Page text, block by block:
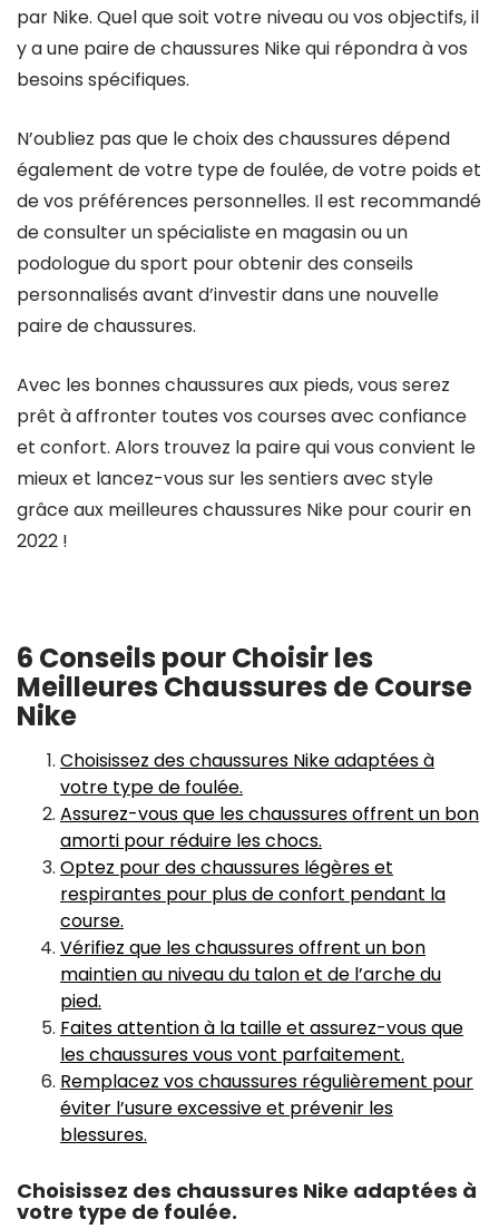
par Nike. Quel que soit votre niveau ou vos objectifs, il
y a une paire de chaussures Nike qui répondra à vos
besoins spécifiques.
N’oubliez pas que le choix des chaussures dépend
également de votre type de foulée, de votre poids et
de vos préférences personnelles. Il est recommandé
de consulter un spécialiste en magasin ou un
podologue du sport pour obtenir des conseils
personnalisés avant d’investir dans une nouvelle
paire de chaussures.
Avec les bonnes chaussures aux pieds, vous serez
prêt à affronter toutes vos courses avec confiance
et confort. Alors trouvez la paire qui vous convient le
mieux et lancez-vous sur les sentiers avec style
grâce aux meilleures chaussures Nike pour courir en
2022 !
6 Conseils pour Choisir les
Meilleures Chaussures de Course
Nike
Choisissez des chaussures Nike adaptées à
votre type de foulée.
Assurez-vous que les chaussures offrent un bon
amorti pour réduire les chocs.
Optez pour des chaussures légères et
respirantes pour plus de confort pendant la
course.
Vérifiez que les chaussures offrent un bon
maintien au niveau du talon et de l’arche du
pied.
Faites attention à la taille et assurez-vous que
les chaussures vous vont parfaitement.
Remplacez vos chaussures régulièrement pour
éviter l’usure excessive et prévenir les
blessures.
Choisissez des chaussures Nike adaptées à
votre type de foulée.